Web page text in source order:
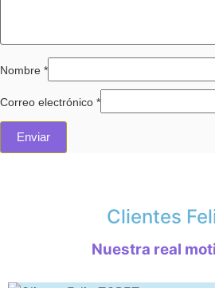
Nombre *
Correo electrónico *
Clientes
Nuestra real